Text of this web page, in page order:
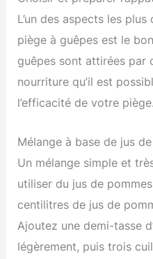
L’un des aspects les
piège à guêpes est le
guêpes sont attirées par
nourriture qu’il est
l’efficacité de votre piège.
Mélange à base de jus
Un mélange simple et
utiliser du jus de
centilitres de jus de
Ajoutez une demi-tasse
légèrement, puis trois